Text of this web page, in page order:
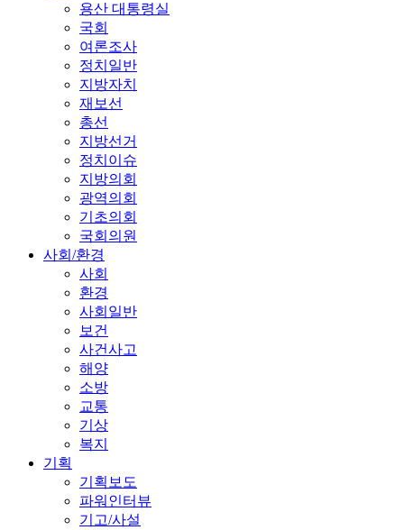
용산 대통령실
국회
여론조사
정치일반
지방자치
재보선
총선
지방선거
정치이슈
지방의회
광역의회
기초의회
국회의원
사회/환경
사회
환경
사회일반
보건
사건사고
해양
소방
교통
기상
복지
기획
기획보도
파워인터뷰
기고/사설